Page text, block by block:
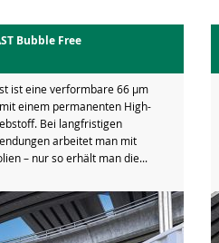
Bubble Free
ist eine verformbare 66 µm
einem permanenten High-
Bei langfristigen
arbeitet man mit
– nur so erhält man die...